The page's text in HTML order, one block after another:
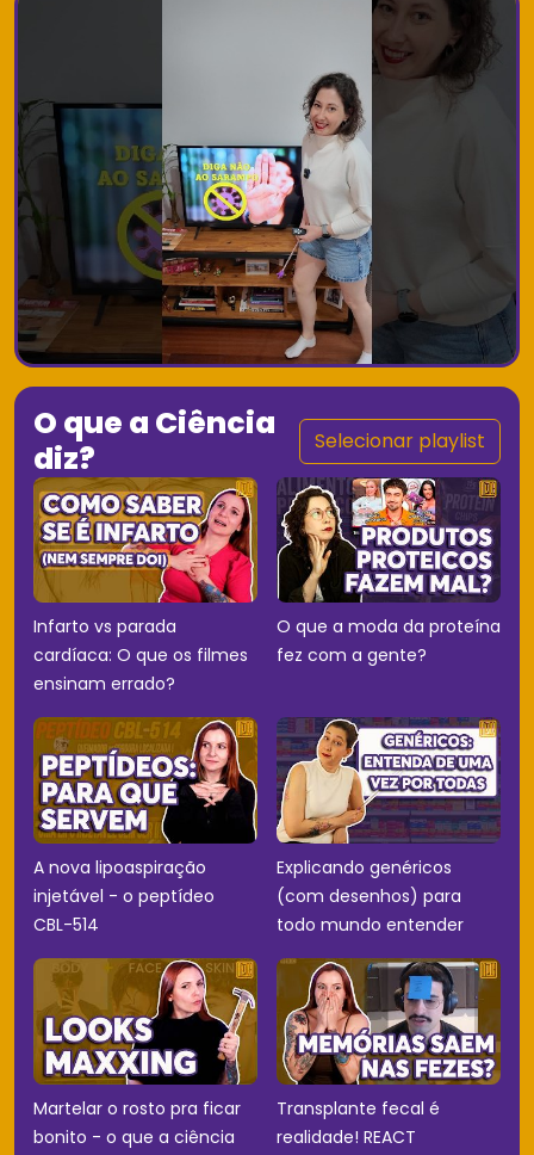
O que a Ciência
diz?
Selecionar playlist
Infarto vs parada
cardíaca: O que os filmes
ensinam errado?
O que a moda da proteína
fez com a gente?
A nova lipoaspiração
injetável - o peptídeo
CBL-514
Explicando genéricos
(com desenhos) para
todo mundo entender
Martelar o rosto pra ficar
bonito - o que a ciência
Transplante fecal é
realidade! REACT